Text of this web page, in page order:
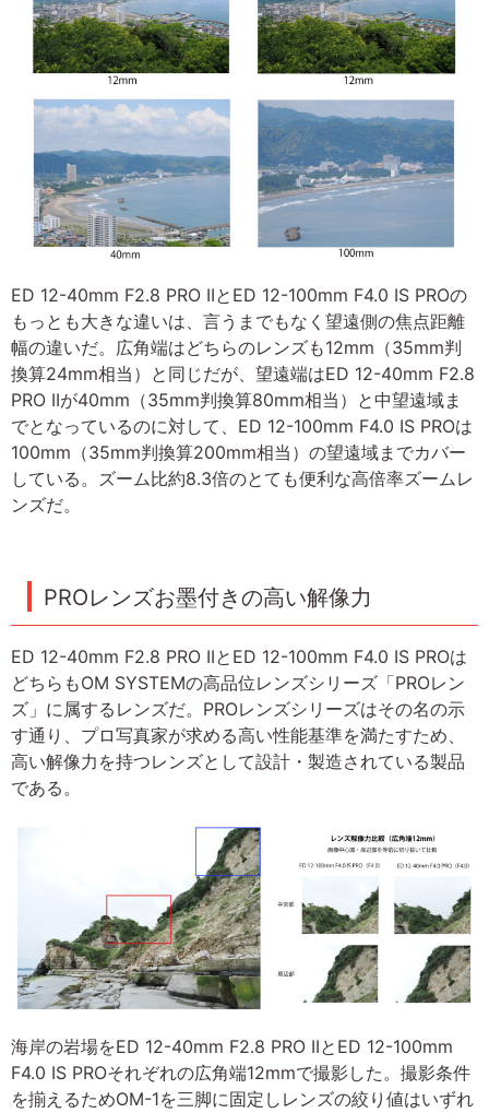
ED 12-40mm F2.8 PRO IIとED 12-100mm F4.0 IS PROの
もっとも大きな違いは、言うまでもなく望遠側の焦点距離
幅の違いだ。広角端はどちらのレンズも12mm（35mm判
換算24mm相当）と同じだが、望遠端はED 12-40mm F2.8
PRO IIが40mm（35mm判換算80mm相当）と中望遠域ま
でとなっているのに対して、ED 12-100mm F4.0 IS PROは
100mm（35mm判換算200mm相当）の望遠域までカバー
している。ズーム比約8.3倍のとても便利な高倍率ズームレ
ンズだ。
PROレンズお墨付きの高い解像力
ED 12-40mm F2.8 PRO IIとED 12-100mm F4.0 IS PROは
どちらもOM SYSTEMの高品位レンズシリーズ「PROレン
ズ」に属するレンズだ。PROレンズシリーズはその名の示
す通り、プロ写真家が求める高い性能基準を満たすため、
高い解像力を持つレンズとして設計・製造されている製品
である。
海岸の岩場をED 12-40mm F2.8 PRO IIとED 12-100mm
F4.0 IS PROそれぞれの広角端12mmで撮影した。撮影条件
を揃えるためOM-1を三脚に固定しレンズの絞り値はいずれ